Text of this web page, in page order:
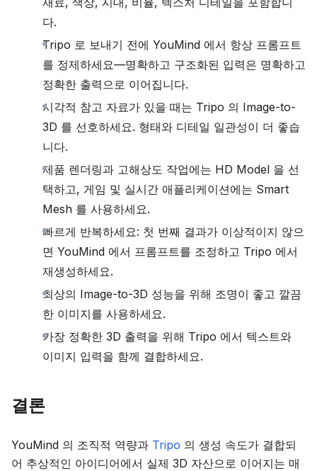
다.
Tripo 로 보내기 전에 YouMind 에서 항상 프롬프트
를 정제하세요—명확하고 구조화된 입력은 명확하고
정확한 출력으로 이어집니다.
시각적 참고 자료가 있을 때는 Tripo 의 Image-to-
3D 를 선호하세요. 형태와 디테일 일관성이 더 좋습
니다.
제품 렌더링과 고해상도 작업에는 HD Model 을 선
택하고, 게임 및 실시간 애플리케이션에는 Smart
Mesh 를 사용하세요.
빠르게 반복하세요: 첫 번째 결과가 이상적이지 않으
면 YouMind 에서 프롬프트를 조정하고 Tripo 에서
재생성하세요.
최상의 Image-to-3D 성능을 위해 조명이 좋고 깔끔
한 이미지를 사용하세요.
가장 정확한 3D 출력을 위해 Tripo 에서 텍스트와
이미지 입력을 함께 결합하세요.
결론
YouMind 의 조직적 역량과 Tripo 의 생성 속도가 결합되
어 추상적인 아이디어에서 실제 3D 자산으로 이어지는 매